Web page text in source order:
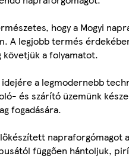
hogy a Mogyi
A legjobb termés
követjük a folyamatot.
a legmodernebb
és szárító üzemünk
fogadására.
napraforgómagot
függően hántoljuk,